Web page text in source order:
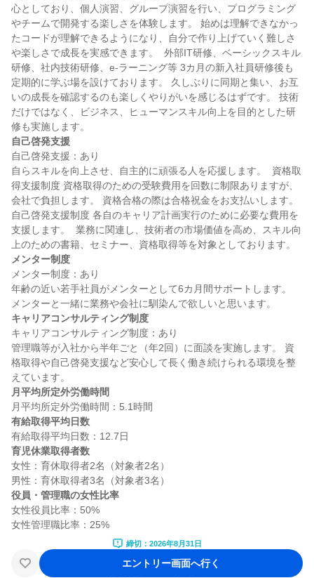
心としており、個人演習、グループ演習を行い、プログラミング
やチームで開発する楽しさを体験します。 始めは理解できなかっ
たコードが理解できるようになり、自分で作り上げていく難しさ
や楽しさで成長を実感できます。  外部IT研修、ベーシックスキル
研修、社内技術研修、e-ラーニング等 3カ月の新入社員研修後も
定期的に学ぶ場を設けております。 久しぶりに同期と集い、お互
いの成長を確認するのも楽しくやりがいを感じるはずです。 技術
だけではなく、ビジネス、ヒューマンスキル向上を目的とした研
自己啓発支援
自己啓発支援：あり
自らスキルを向上させ、自主的に頑張る人を応援します。  資格取
得支援制度 資格取得のための受験費用を回数に制限ありますが、
会社で負担します。 資格合格の際は合格祝金をお支払いします。
自己啓発支援制度 各自のキャリア計画実行のために必要な費用を
支援します。  業務に関連し、技術者の市場価値を高め、スキル向
メンター制度
メンター制度：あり
年齢の近い若手社員がメンターとして6カ月間サポートします。
キャリアコンサルティング制度
キャリアコンサルティング制度：あり
管理職等が入社から半年ごと（年2回）に面談を実施します。 資
格取得や自己啓発支援など安心して長く働き続けられる環境を整
月平均所定外労働時間
有給取得平均日数
育児休業取得者数
女性：育休取得者2名（対象者2名）
役員・管理職の女性比率
女性役員比率：50%
締切：2026年8月31日
エントリー画面へ行く